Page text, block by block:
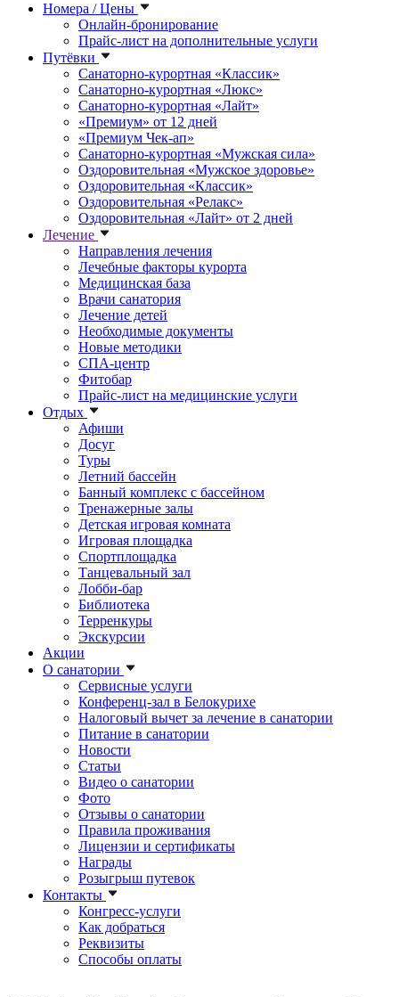
Номера / Цены
Онлайн-бронирование
Прайс-лист на дополнительные услуги
Путёвки
Санаторно-курортная «Классик»
Санаторно-курортная «Люкс»
Санаторно-курортная «Лайт»
«Премиум» от 12 дней
«Премиум Чек-ап»
Санаторно-курортная «Мужская сила»
Оздоровительная «Мужское здоровье»
Оздоровительная «Классик»
Оздоровительная «Релакс»
Оздоровительная «Лайт» от 2 дней
Лечение
Направления лечения
Лечебные факторы курорта
Медицинская база
Врачи санатория
Лечение детей
Необходимые документы
Новые методики
СПА-центр
Фитобар
Прайс-лист на медицинские услуги
Отдых
Афиши
Досуг
Туры
Летний бассейн
Банный комплекс с бассейном
Тренажерные залы
Детская игровая комната
Игровая площадка
Спортплощадка
Танцевальный зал
Лобби-бар
Библиотека
Терренкуры
Экскурсии
Акции
О санатории
Сервисные услуги
Конференц-зал в Белокурихе
Налоговый вычет за лечение в санатории
Питание в санатории
Новости
Статьи
Видео о санатории
Фото
Отзывы о санатории
Правила проживания
Лицензии и сертификаты
Награды
Розыгрыш путевок
Контакты
Конгресс-услуги
Как добраться
Реквизиты
Способы оплаты